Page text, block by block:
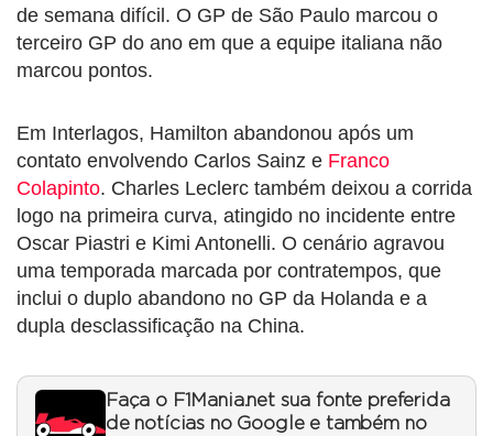
de semana difícil. O GP de São Paulo marcou o
terceiro GP do ano em que a equipe italiana não
marcou pontos.
Em Interlagos, Hamilton abandonou após um
contato envolvendo Carlos Sainz e Franco
Colapinto. Charles Leclerc também deixou a corrida
logo na primeira curva, atingido no incidente entre
Oscar Piastri e Kimi Antonelli. O cenário agravou
uma temporada marcada por contratempos, que
inclui o duplo abandono no GP da Holanda e a
dupla desclassificação na China.
Faça o F1Mania.net sua fonte preferida
de notícias no Google e também no